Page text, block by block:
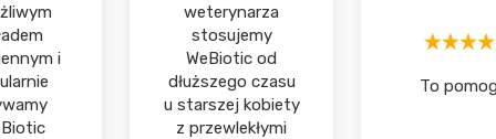
i
weterynarza
stosujemy
WeBiotic od
dłuższego czasu
u starszej kobiety
z przewlekłymi
To